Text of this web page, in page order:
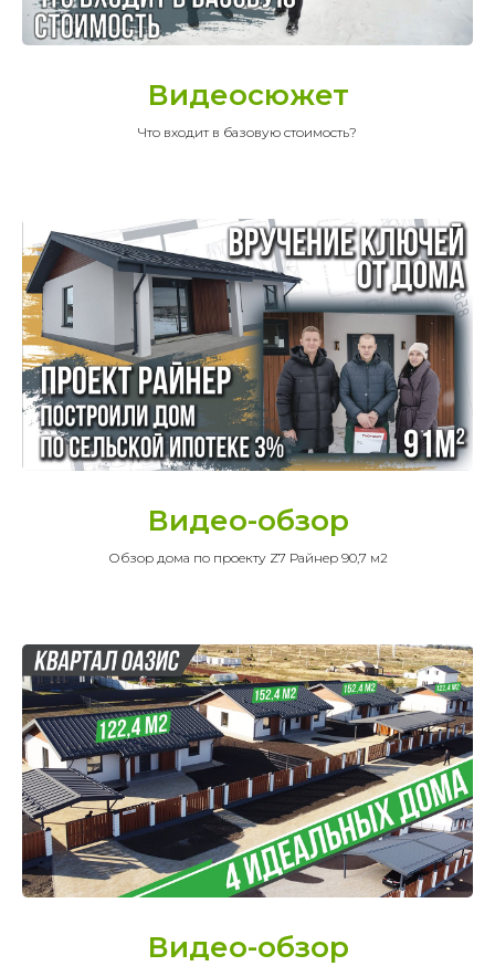
Видеосюжет
Что входит в базовую стоимость?
Видео-обзор
Обзор дома по проекту Z7 Райнер 90,7 м2
Видео-обзор